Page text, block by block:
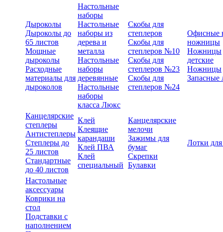
Дыроколы
Дыроколы до
65 листов
Мощные
дыроколы
Расходные
материалы для
дыроколов
Настольные
наборы
Настольные
наборы из
дерева и
металла
Настольные
наборы
деревянные
Настольные
наборы
класса Люкс
Скобы для
степлеров
Скобы для
степлеров №10
Скобы для
степлеров №23
Скобы для
степлеров №24
Офисные
ножницы
Ножницы
детские
Ножницы
Запасные
Канцелярские
степлеры
Антистеплеры
Степлеры до
25 листов
Стандартные
до 40 листов
Клей
Клеящие
карандаши
Клей ПВА
Клей
специальный
Канцелярские
мелочи
Зажимы для
бумаг
Скрепки
Булавки
Лотки
Настольные
аксессуары
Коврики на
стол
Подставки с
наполнением